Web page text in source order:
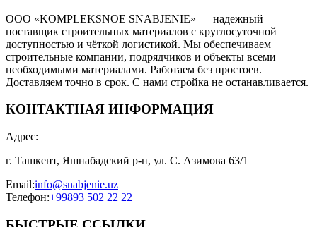
ООО «KOMPLEKSNOE SNABJENIE» — надежный
поставщик строительных материалов с круглосуточной
доступностью и чёткой логистикой. Мы обеспечиваем
строительные компании, подрядчиков и объекты всеми
необходимыми материалами. Работаем без простоев.
Доставляем точно в срок. С нами стройка не останавливается.
КОНТАКТНАЯ ИНФОРМАЦИЯ
Адрес:
г. Ташкент, Яшнабадский р-н, ул. С. Азимова 63/1
Email:info@snabjenie.uz
Телефон:+99893 502 22 22